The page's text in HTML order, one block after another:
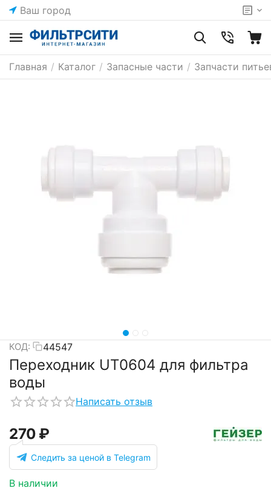
Ваш город
Главная / Каталог / Запасные части / Запчасти
КОД: 44547
Переходник UT0604 для фильтра
воды
Написать отзыв
‍270‍ ₽
Следить за ценой в Telegram
В наличии